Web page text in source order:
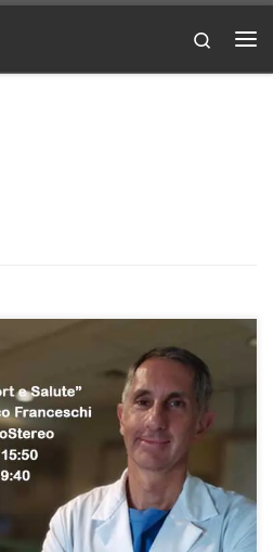
Search
questa puntata di “Sport e Salute”,
92.7 ogni martedì alle
abbiamo affrontato il tema dei
la puntata qui Parliamo di legamenti,
è molto importante […]